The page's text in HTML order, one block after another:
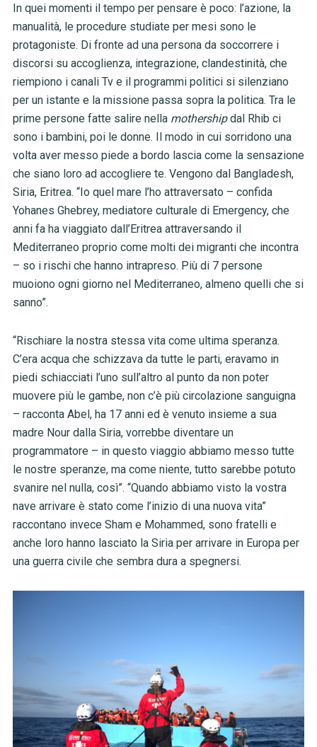
In quei momenti il tempo per pensare è poco: l’azione, la
manualità, le procedure studiate per mesi sono le
protagoniste. Di fronte ad una persona da soccorrere i
discorsi su accoglienza, integrazione, clandestinità, che
riempiono i canali Tv e il programmi politici si silenziano
per un istante e la missione passa sopra la politica. Tra le
prime persone fatte salire nella mothershipdal Rhib ci
sono i bambini, poi le donne. Il modo in cui sorridono una
volta aver messo piede a bordo lascia come la sensazione
che siano loro ad accogliere te. Vengono dal Bangladesh,
Siria, Eritrea. “Io quel mare l’ho attraversato – confida
Yohanes Ghebrey, mediatore culturale di Emergency, che
anni fa ha viaggiato dall’Eritrea attraversando il
Mediterraneo proprio come molti dei migranti che incontra
– so i rischi che hanno intrapreso. Più di 7 persone
muoiono ogni giorno nel Mediterraneo, almeno quelli che si
sanno”.
“Rischiare la nostra stessa vita come ultima speranza.
C’era acqua che schizzava da tutte le parti, eravamo in
piedi schiacciati l’uno sull’altro al punto da non poter
muovere più le gambe, non c’è più circolazione sanguigna
– racconta Abel, ha 17 anni ed è venuto insieme a sua
madre Nour dalla Siria, vorrebbe diventare un
programmatore – in questo viaggio abbiamo messo tutte
le nostre speranze, ma come niente, tutto sarebbe potuto
svanire nel nulla, così”. “Quando abbiamo visto la vostra
nave arrivare è stato come l’inizio di una nuova vita”
raccontano invece Sham e Mohammed, sono fratelli e
anche loro hanno lasciato la Siria per arrivare in Europa per
una guerra civile che sembra dura a spegnersi.